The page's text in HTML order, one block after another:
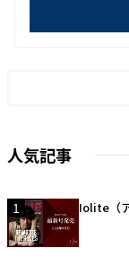
人気記事
1 Iolite（